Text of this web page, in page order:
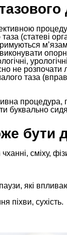
(статеві
не
таза
процедура,
буквально
бути
сміху,
які
піхви, сухість.